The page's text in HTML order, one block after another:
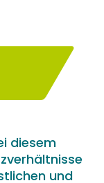
diesem
und